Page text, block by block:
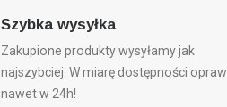
Szybka wysyłka
Zakupione produkty wysyłamy jak
najszybciej. W miarę dostępności opraw
nawet w 24h!